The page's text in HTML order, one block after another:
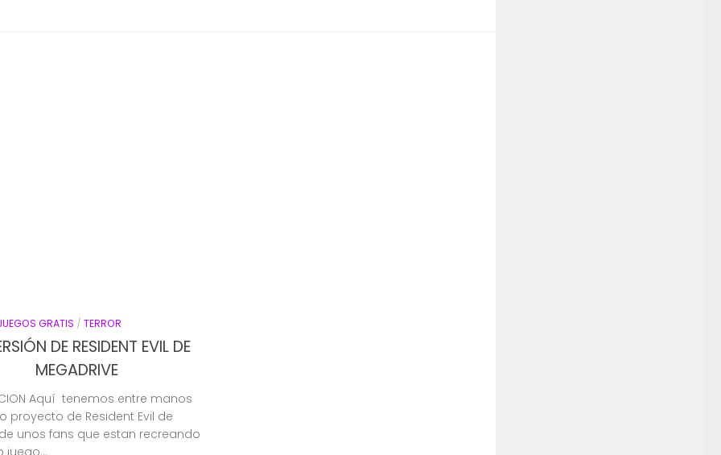
GRATIS / TERROR
DE RESIDENT EVIL DE
MEGADRIVE
Aquí tenemos entre manos
proyecto de Resident Evil de
unos fans que estan recreando
juego...